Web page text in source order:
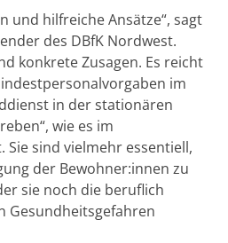
und hilfreiche Ansätze“, sagt
des DBfK Nordwest.
konkrete Zusagen. Es reicht
im
in der stationären
wie es im
sind vielmehr essentiell,
der Bewohner:innen zu
sie noch die beruflich
Gesundheitsgefahren